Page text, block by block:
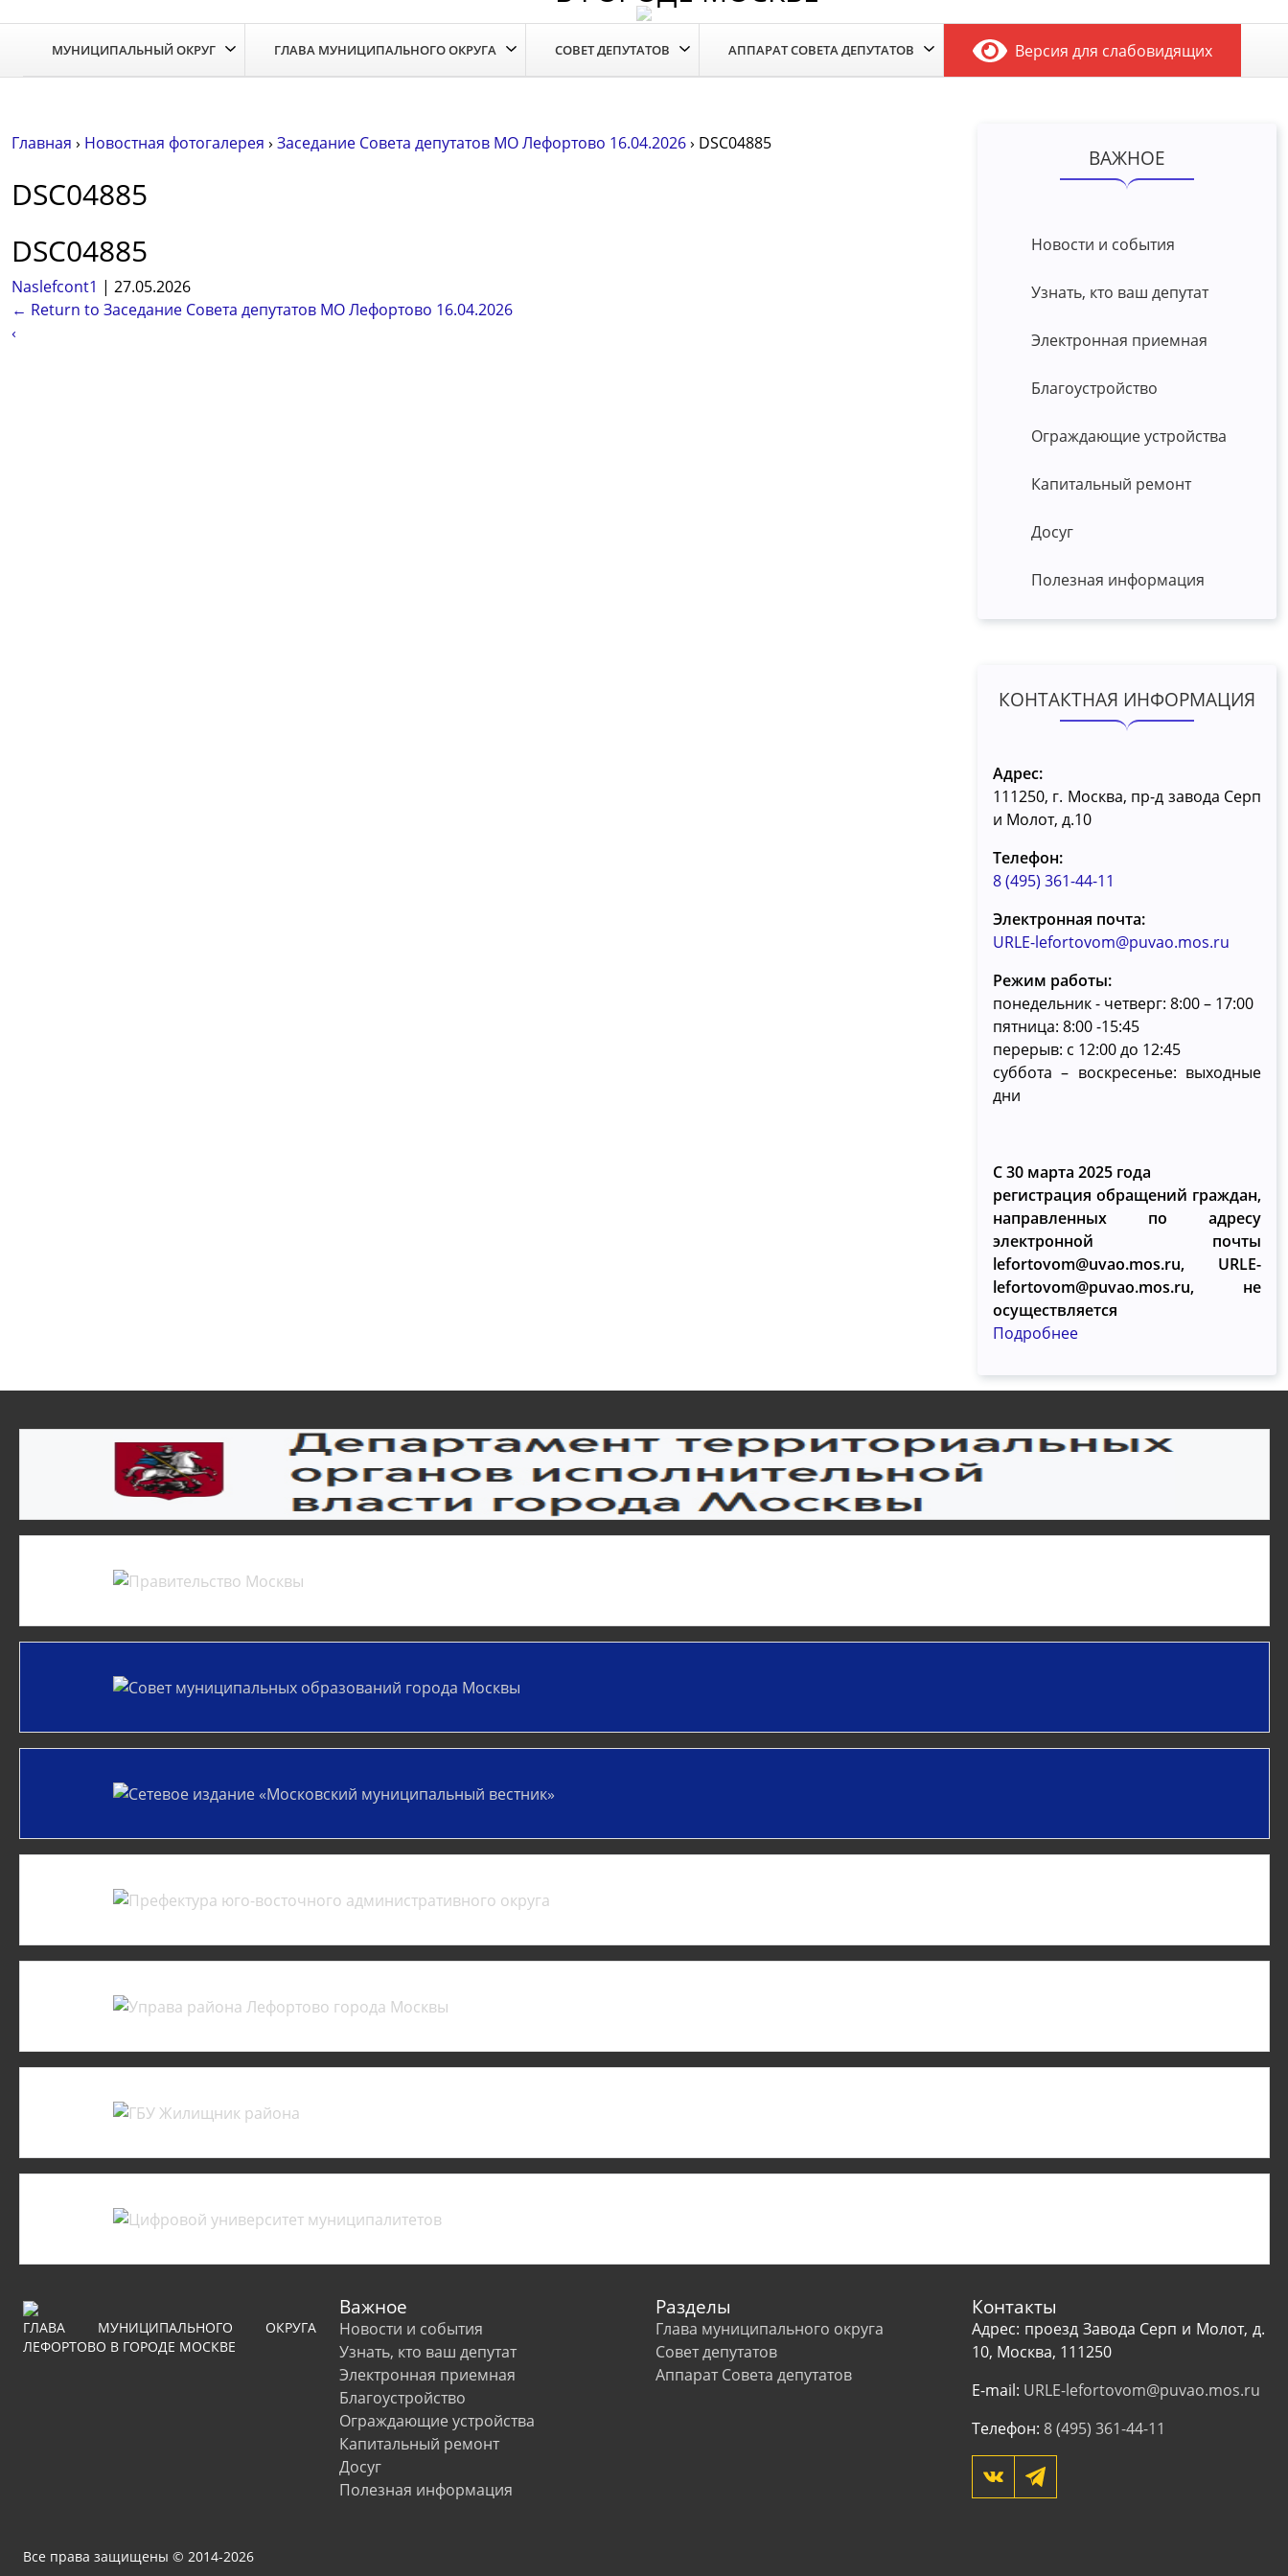
content
МУНИЦИПАЛЬНЫЙ ОКРУГ ГЛАВА МУНИЦИПАЛЬНОГО ОКРУГА СОВЕТ ДЕПУТАТОВ АППАРАТ СОВЕТА ДЕПУТАТОВ Версия для слабовидящих
Главная › Новостная фотогалерея › Заседание Совета депутатов МО Лефортово 16.04.2026› DSC04885
DSC04885
DSC04885
Naslefcont1 | 27.05.2026
← Return to Заседание Совета депутатов МО Лефортово 16.04.2026
‹
ВАЖНОЕ
Новости и события
Узнать, кто ваш депутат
Электронная приемная
Благоустройство
Ограждающие устройства
Капитальный ремонт
Досуг
Полезная информация
КОНТАКТНАЯ ИНФОРМАЦИЯ
Адрес:
111250, г. Москва, пр-д завода Серп
и Молот, д.10
Телефон:
8 (495) 361-44-11
Электронная почта:
URLE-lefortovom@puvao.mos.ru
Режим работы:
понедельник - четверг: 8:00 – 17:00
пятница: 8:00 -15:45
перерыв: с 12:00 до 12:45
суббота – воскресенье: выходные
дни
С 30 марта 2025 года
регистрация обращений граждан,
направленных по адресу
электронной почты
lefortovom@uvao.mos.ru, URLE-
lefortovom@puvao.mos.ru, не
осуществляется
Подробнее
ГЛАВА МУНИЦИПАЛЬНОГО ОКРУГА
ЛЕФОРТОВО В ГОРОДЕ МОСКВЕ
Важное
Новости и события
Узнать, кто ваш депутат
Электронная приемная
Благоустройство
Ограждающие устройства
Капитальный ремонт
Досуг
Полезная информация
Разделы
Глава муниципального округа
Совет депутатов
Аппарат Совета депутатов
Контакты
Адрес: проезд Завода Серп и Молот, д.
10, Москва, 111250
E-mail: URLE-lefortovom@puvao.mos.ru
Телефон: 8 (495) 361-44-11
Все права защищены © 2014-2026